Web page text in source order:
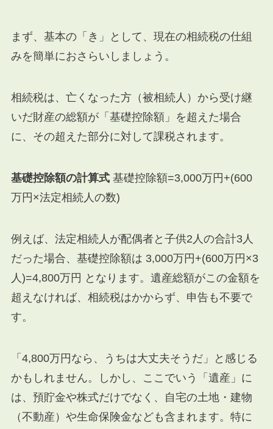
まず、基本の「き」として、現在の相続税の仕組
みを簡単におさらいしましょう。
相続税は、亡くなった方（被相続人）から受け継
いだ財産の総額が「基礎控除額」を超えた場合
に、その超えた部分に対して課税されます。
基礎控除額の計算式 基礎控除額=3,000万円+(600
万円 ×法定相続人の数)
例えば、法定相続人が配偶者と子供2人の合計3人
だった場合、基礎控除額は 3,000万円+(600万円 ×3
人 )=4,800万円 となります。遺産総額がこの金額を
超えなければ、相続税はかからず、申告も不要で
す。
「4,800万円なら、うちは大丈夫そうだ」と感じる
かもしれません。しかし、ここでいう「遺産」に
は、預貯金や株式だけでなく、自宅の土地・建物
（不動産）や生命保険金なども含まれます。特に